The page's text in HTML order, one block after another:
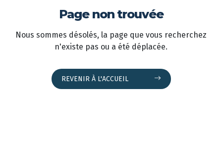
Page non trouvée
Nous sommes désolés, la page que vous recherchez
n'existe pas ou a été déplacée.
REVENIR À L'ACCUEIL